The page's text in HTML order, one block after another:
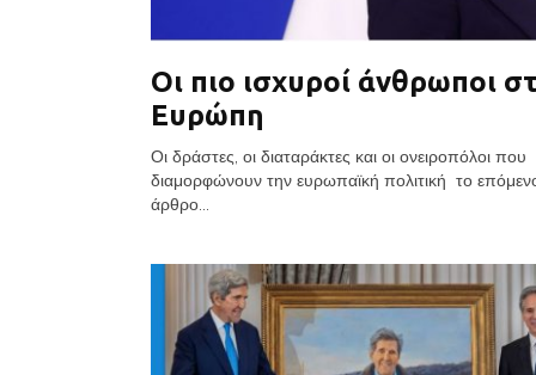
Οι πιο ισχυροί άνθρωποι
Ευρώπη
Οι δράστες, οι διαταράκτες και οι ονειροπόλοι που
διαμορφώνουν την ευρωπαϊκή πολιτική το
άρθρο...